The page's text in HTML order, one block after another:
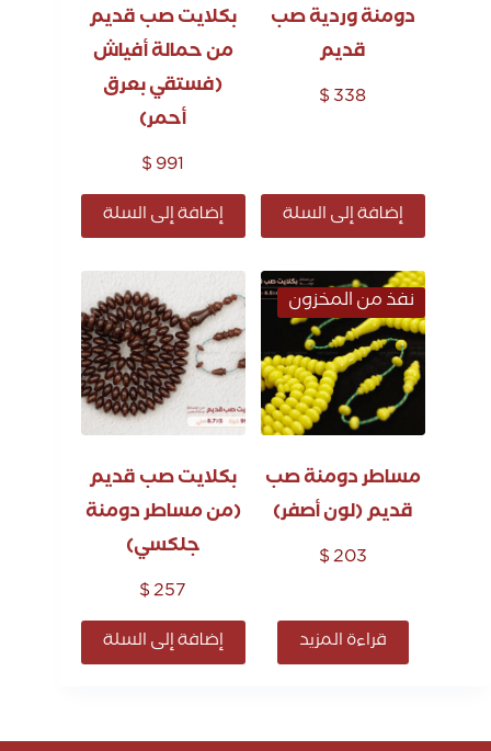
دومنة وردية صب
قديم
$338
إضافة إلى السلة
بكلايت صب قديم
من حمالة أفياش
(فستقي بعرق
أحمر)
$991
إضافة إلى السلة
نفذ من المخزون
مساطر دومنة صب
قديم (لون أصفر)
$203
قراءة المزيد
بكلايت صب قديم
(من مساطر دومنة
جلكسي)
$257
إضافة إلى السلة